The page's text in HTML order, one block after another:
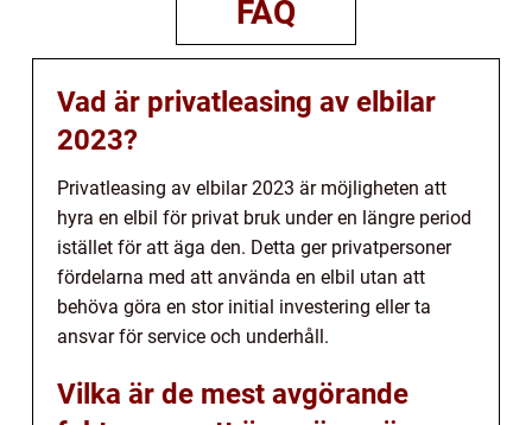
FAQ
Vad är privatleasing av elbilar
2023?
Privatleasing av elbilar 2023 är möjligheten att
hyra en elbil för privat bruk under en längre period
istället för att äga den. Detta ger privatpersoner
fördelarna med att använda en elbil utan att
behöva göra en stor initial investering eller ta
ansvar för service och underhåll.
Vilka är de mest avgörande